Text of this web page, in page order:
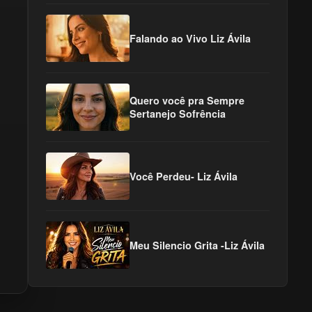
Falando ao Vivo Liz Ávila
Quero você pra Sempre
Sertanejo Sofrência
Você Perdeu- Liz Ávila
Meu Silencio Grita -Liz Ávila